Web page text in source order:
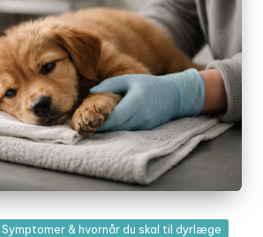
Symptomer & hvornår du skal til dyrlæge